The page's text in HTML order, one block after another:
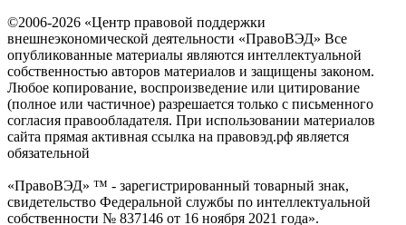
©2006-2026 «Центр правовой поддержки
внешнеэкономической деятельности «ПравоВЭД» Все
опубликованные материалы являются интеллектуальной
собственностью авторов материалов и защищены законом.
Любое копирование, воспроизведение или цитирование
(полное или частичное) разрешается только с письменного
согласия правообладателя. При использовании материалов
сайта прямая активная ссылка на правовэд.рф является
обязательной
«ПравоВЭД» ™ - зарегистрированный товарный знак,
свидетельство Федеральной службы по интеллектуальной
собственности № 837146 от 16 ноября 2021 года».